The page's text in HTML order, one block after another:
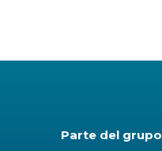
Parte del grupo